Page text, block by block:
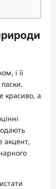
і її
красиво, а
акцент,